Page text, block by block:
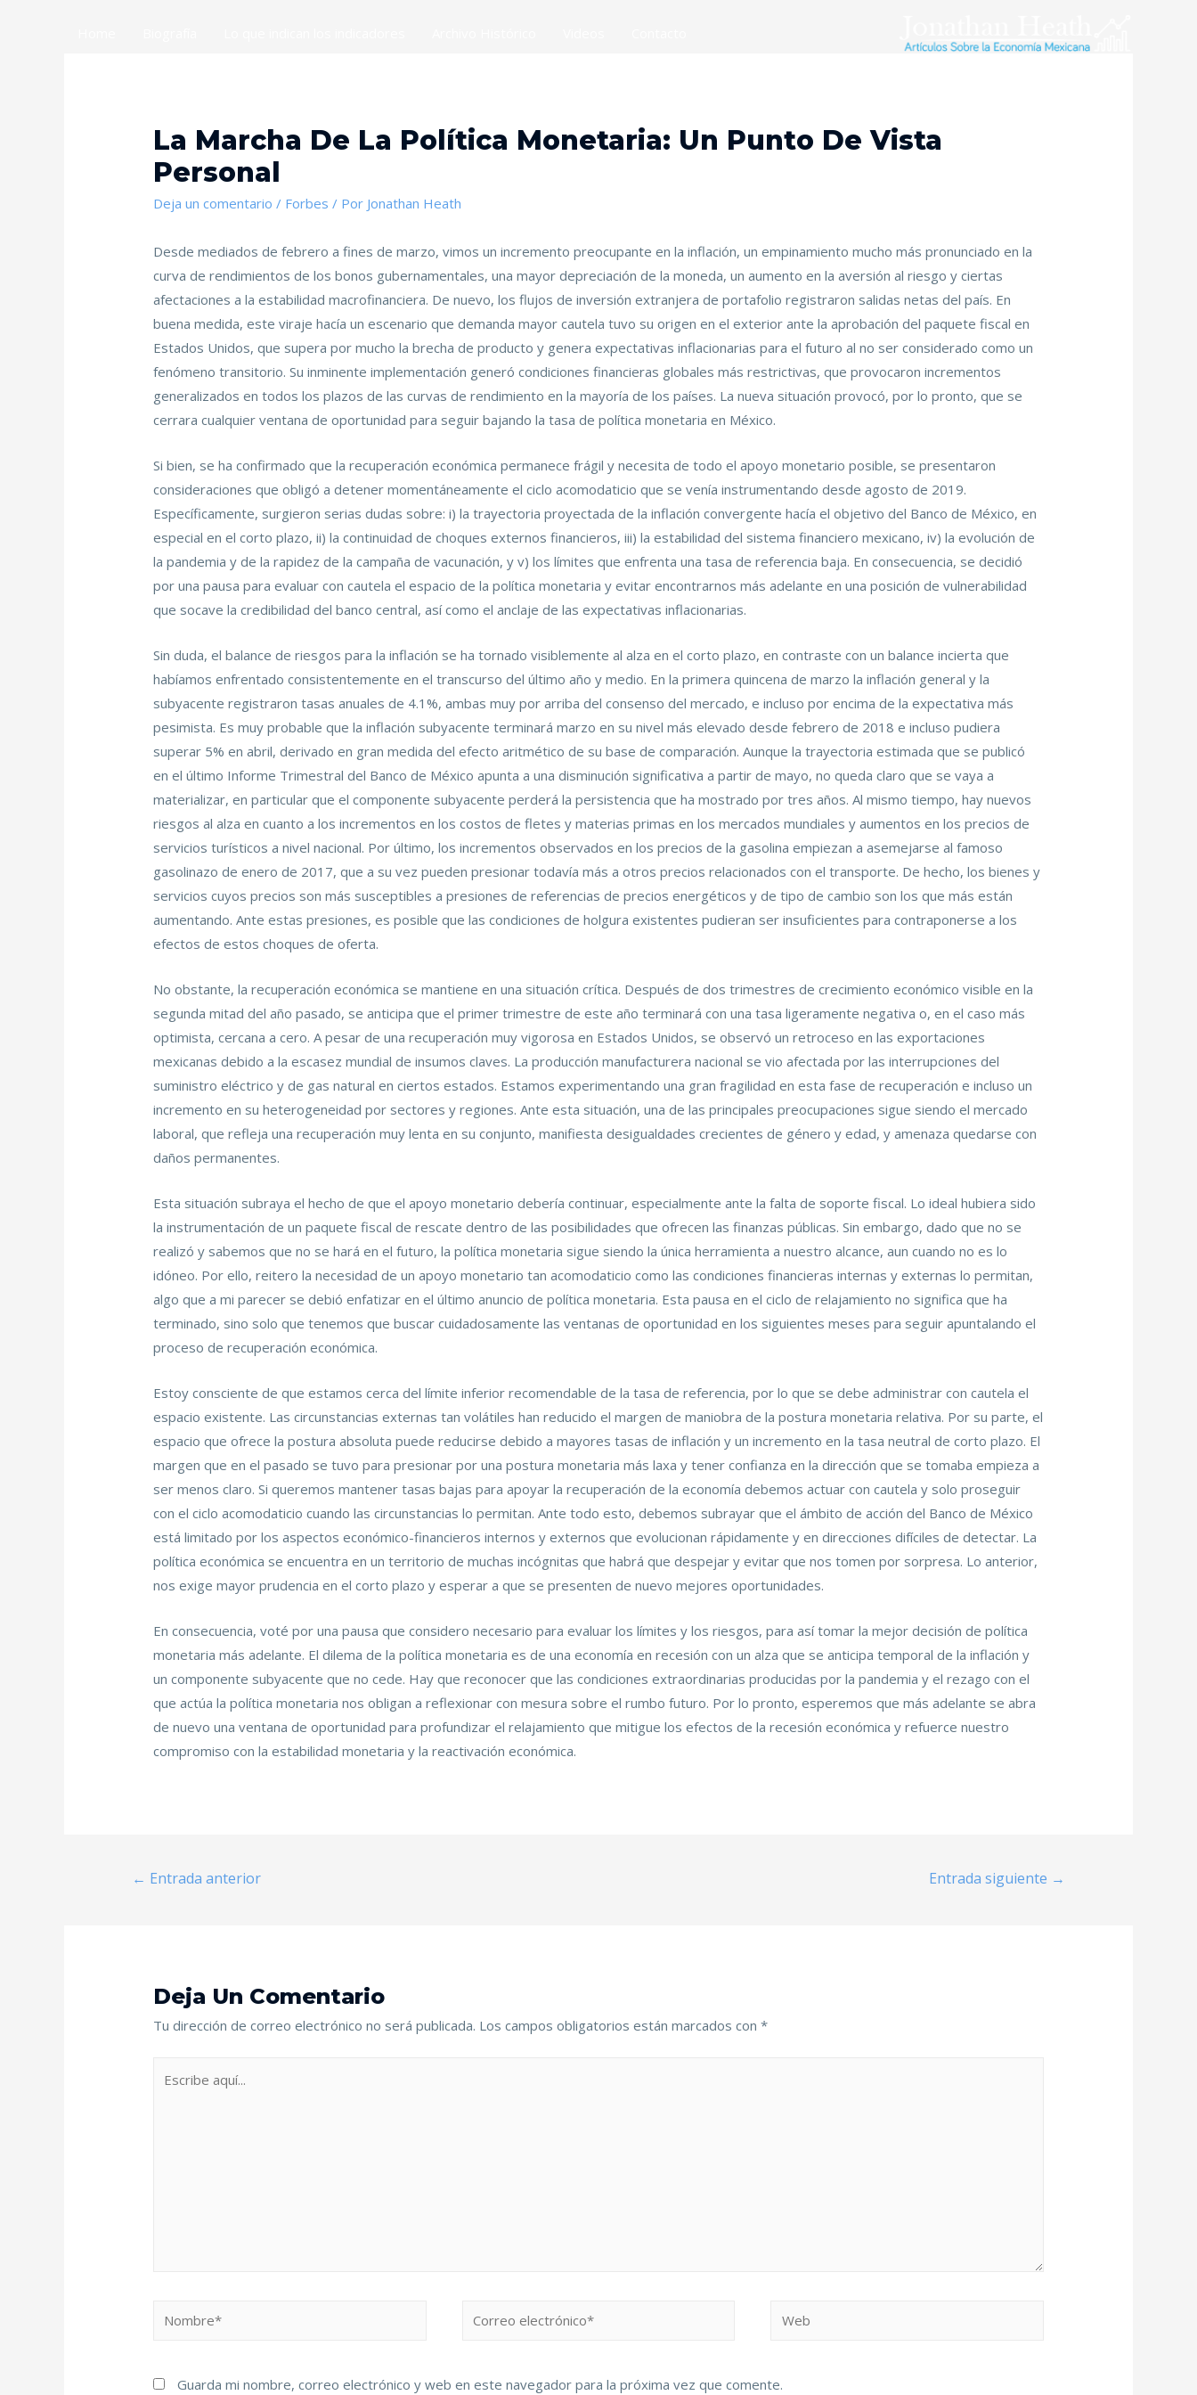
La Marcha De La Política Monetaria: Un Punto De Vista
Personal
Deja un comentario / Forbes / Por Jonathan Heath
Desde mediados de febrero a fines de marzo, vimos un incremento preocupante en la inflación, un empinamiento mucho más pronunciado en la
curva de rendimientos de los bonos gubernamentales, una mayor depreciación de la moneda, un aumento en la aversión al riesgo y ciertas
afectaciones a la estabilidad macrofinanciera. De nuevo, los flujos de inversión extranjera de portafolio registraron salidas netas del país. En
buena medida, este viraje hacía un escenario que demanda mayor cautela tuvo su origen en el exterior ante la aprobación del paquete fiscal en
Estados Unidos, que supera por mucho la brecha de producto y genera expectativas inflacionarias para el futuro al no ser considerado como un
fenómeno transitorio. Su inminente implementación generó condiciones financieras globales más restrictivas, que provocaron incrementos
generalizados en todos los plazos de las curvas de rendimiento en la mayoría de los países. La nueva situación provocó, por lo pronto, que se
cerrara cualquier ventana de oportunidad para seguir bajando la tasa de política monetaria en México.
Si bien, se ha confirmado que la recuperación económica permanece frágil y necesita de todo el apoyo monetario posible, se presentaron
consideraciones que obligó a detener momentáneamente el ciclo acomodaticio que se venía instrumentando desde agosto de 2019.
Específicamente, surgieron serias dudas sobre: i) la trayectoria proyectada de la inflación convergente hacía el objetivo del Banco de México, en
especial en el corto plazo, ii) la continuidad de choques externos financieros, iii) la estabilidad del sistema financiero mexicano, iv) la evolución de
la pandemia y de la rapidez de la campaña de vacunación, y v) los límites que enfrenta una tasa de referencia baja. En consecuencia, se decidió
por una pausa para evaluar con cautela el espacio de la política monetaria y evitar encontrarnos más adelante en una posición de vulnerabilidad
que socave la credibilidad del banco central, así como el anclaje de las expectativas inflacionarias.
Sin duda, el balance de riesgos para la inflación se ha tornado visiblemente al alza en el corto plazo, en contraste con un balance incierta que
habíamos enfrentado consistentemente en el transcurso del último año y medio. En la primera quincena de marzo la inflación general y la
subyacente registraron tasas anuales de 4.1%, ambas muy por arriba del consenso del mercado, e incluso por encima de la expectativa más
pesimista. Es muy probable que la inflación subyacente terminará marzo en su nivel más elevado desde febrero de 2018 e incluso pudiera
superar 5% en abril, derivado en gran medida del efecto aritmético de su base de comparación. Aunque la trayectoria estimada que se publicó
en el último Informe Trimestral del Banco de México apunta a una disminución significativa a partir de mayo, no queda claro que se vaya a
materializar, en particular que el componente subyacente perderá la persistencia que ha mostrado por tres años. Al mismo tiempo, hay nuevos
riesgos al alza en cuanto a los incrementos en los costos de fletes y materias primas en los mercados mundiales y aumentos en los precios de
servicios turísticos a nivel nacional. Por último, los incrementos observados en los precios de la gasolina empiezan a asemejarse al famoso
gasolinazo de enero de 2017, que a su vez pueden presionar todavía más a otros precios relacionados con el transporte. De hecho, los bienes y
servicios cuyos precios son más susceptibles a presiones de referencias de precios energéticos y de tipo de cambio son los que más están
aumentando. Ante estas presiones, es posible que las condiciones de holgura existentes pudieran ser insuficientes para contraponerse a los
efectos de estos choques de oferta.
No obstante, la recuperación económica se mantiene en una situación crítica. Después de dos trimestres de crecimiento económico visible en la
segunda mitad del año pasado, se anticipa que el primer trimestre de este año terminará con una tasa ligeramente negativa o, en el caso más
optimista, cercana a cero. A pesar de una recuperación muy vigorosa en Estados Unidos, se observó un retroceso en las exportaciones
mexicanas debido a la escasez mundial de insumos claves. La producción manufacturera nacional se vio afectada por las interrupciones del
suministro eléctrico y de gas natural en ciertos estados. Estamos experimentando una gran fragilidad en esta fase de recuperación e incluso un
incremento en su heterogeneidad por sectores y regiones. Ante esta situación, una de las principales preocupaciones sigue siendo el mercado
laboral, que refleja una recuperación muy lenta en su conjunto, manifiesta desigualdades crecientes de género y edad, y amenaza quedarse con
daños permanentes.
Esta situación subraya el hecho de que el apoyo monetario debería continuar, especialmente ante la falta de soporte fiscal. Lo ideal hubiera sido
la instrumentación de un paquete fiscal de rescate dentro de las posibilidades que ofrecen las finanzas públicas. Sin embargo, dado que no se
realizó y sabemos que no se hará en el futuro, la política monetaria sigue siendo la única herramienta a nuestro alcance, aun cuando no es lo
idóneo. Por ello, reitero la necesidad de un apoyo monetario tan acomodaticio como las condiciones financieras internas y externas lo permitan,
algo que a mi parecer se debió enfatizar en el último anuncio de política monetaria. Esta pausa en el ciclo de relajamiento no significa que ha
terminado, sino solo que tenemos que buscar cuidadosamente las ventanas de oportunidad en los siguientes meses para seguir apuntalando el
proceso de recuperación económica.
Estoy consciente de que estamos cerca del límite inferior recomendable de la tasa de referencia, por lo que se debe administrar con cautela el
espacio existente. Las circunstancias externas tan volátiles han reducido el margen de maniobra de la postura monetaria relativa. Por su parte, el
espacio que ofrece la postura absoluta puede reducirse debido a mayores tasas de inflación y un incremento en la tasa neutral de corto plazo. El
margen que en el pasado se tuvo para presionar por una postura monetaria más laxa y tener confianza en la dirección que se tomaba empieza a
ser menos claro. Si queremos mantener tasas bajas para apoyar la recuperación de la economía debemos actuar con cautela y solo proseguir
con el ciclo acomodaticio cuando las circunstancias lo permitan. Ante todo esto, debemos subrayar que el ámbito de acción del Banco de México
está limitado por los aspectos económico-financieros internos y externos que evolucionan rápidamente y en direcciones difíciles de detectar. La
política económica se encuentra en un territorio de muchas incógnitas que habrá que despejar y evitar que nos tomen por sorpresa. Lo anterior,
nos exige mayor prudencia en el corto plazo y esperar a que se presenten de nuevo mejores oportunidades.
En consecuencia, voté por una pausa que considero necesario para evaluar los límites y los riesgos, para así tomar la mejor decisión de política
monetaria más adelante. El dilema de la política monetaria es de una economía en recesión con un alza que se anticipa temporal de la inflación y
un componente subyacente que no cede. Hay que reconocer que las condiciones extraordinarias producidas por la pandemia y el rezago con el
que actúa la política monetaria nos obligan a reflexionar con mesura sobre el rumbo futuro. Por lo pronto, esperemos que más adelante se abra
de nuevo una ventana de oportunidad para profundizar el relajamiento que mitigue los efectos de la recesión económica y refuerce nuestro
compromiso con la estabilidad monetaria y la reactivación económica.
← Entrada anterior Entrada siguiente →
Deja Un Comentario
Tu dirección de correo electrónico no será publicada. Los campos obligatorios están marcados con*
Guarda mi nombre, correo electrónico y web en este navegador para la próxima vez que comente.